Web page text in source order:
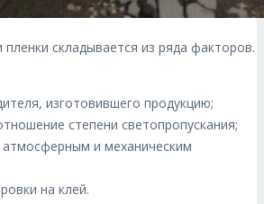
складывается из ряда факторов.
изготовившего продукцию;
степени светопропускания;
атмосферным и механическим
на клей.